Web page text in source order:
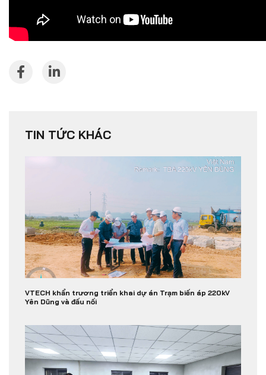
TIN TỨC KHÁC
VTECH khẩn trương triển khai dự án Trạm biến áp 220kV
Yên Dũng và đấu nối